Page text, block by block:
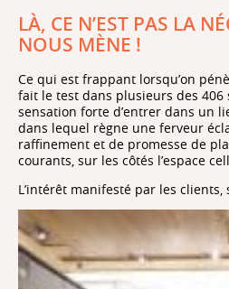
LÀ, CE N’EST PAS LA
NOUS MÈNE !
Ce qui est frappant lorsqu’on
fait le test dans plusieurs des 406
sensation forte d’entrer dans un
dans lequel règne une ferveur
raffinement et de promesse de
courants, sur les côtés l’espace
L’intérêt manifesté par les